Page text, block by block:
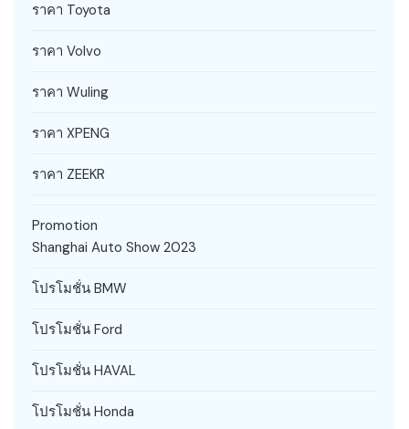
ราคา Toyota
ราคา Volvo
ราคา Wuling
ราคา XPENG
ราคา ZEEKR
Promotion
Shanghai Auto Show 2023
โปรโมชั่น BMW
โปรโมชั่น Ford
โปรโมชั่น HAVAL
โปรโมชั่น Honda